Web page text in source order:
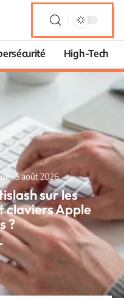
High-Tech
5 août 2026
sur les
claviers Apple
?